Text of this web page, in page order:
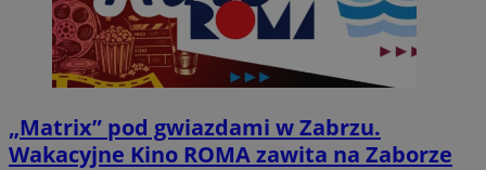
„Matrix” pod gwiazdami w Zabrzu.
Wakacyjne Kino ROMA zawita na Zaborze